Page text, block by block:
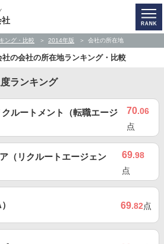
社
ング・比較 2014年版 会社の所在地
社の会社の所在地ランキング・比較
ランキング
ルートメント（転職エージ
70.06
点
（リクルートエージェン
69.98
点
69.82点